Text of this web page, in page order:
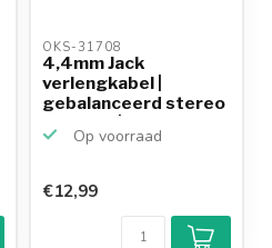
OKS-31708
4,4mm Jack
verlengkabel |
gebalanceerd stereo
(5-polig) |...
Op voorraad
€12,99